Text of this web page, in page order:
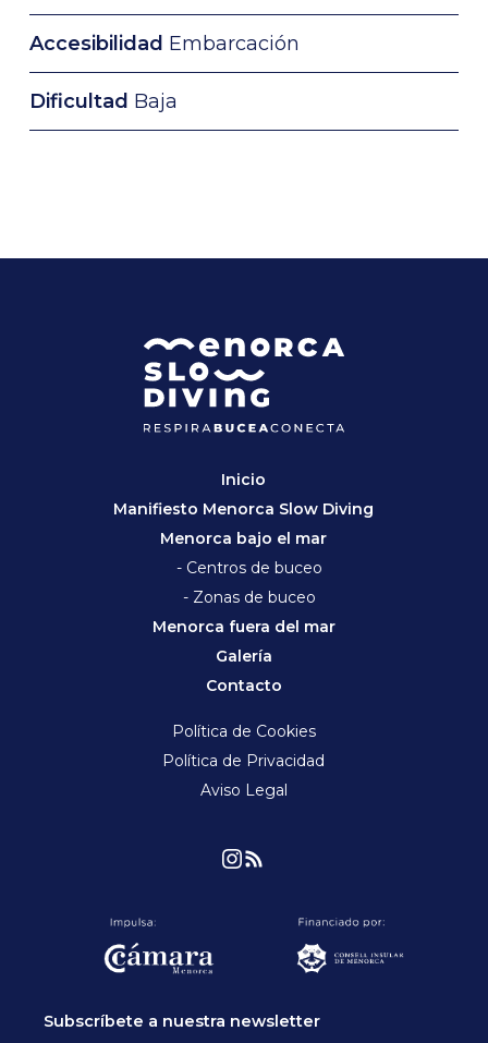
Accesibilidad Embarcación
Dificultad Baja
Inicio
Manifiesto Menorca Slow Diving
Menorca bajo el mar
- Centros de buceo
- Zonas de buceo
Menorca fuera del mar
Galería
Contacto
Política de Cookies
Política de Privacidad
Aviso Legal
Subscríbete a nuestra newsletter